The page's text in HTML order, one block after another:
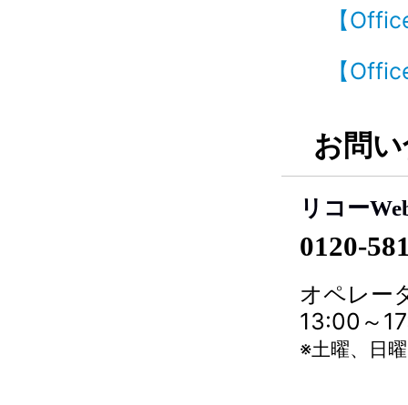
【
【
お問
リコー
0120-
オペレー
13:00～
※土曜、日